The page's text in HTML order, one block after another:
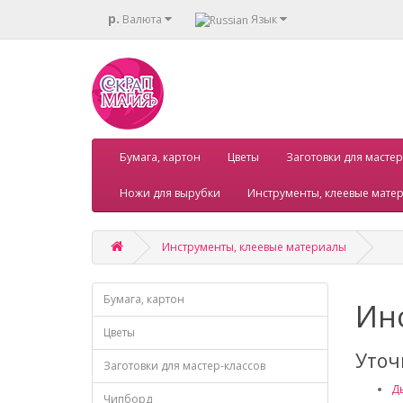
р. Валюта Язык
Бумага, картон Цветы Заготовки для
Ножи для вырубки Инструменты, клеевые
Инструменты, клеевые материалы
Бумага, картон
Цветы
Заготовки для мастер-классов
Чипборд